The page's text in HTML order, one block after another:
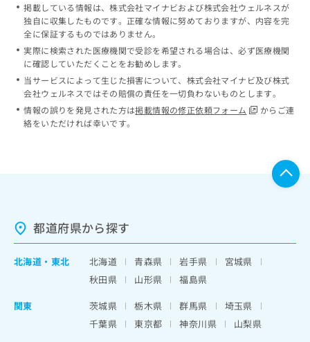
掲載している情報は、株式会社マイナビおよび株式会社ウェルネスが
独自に収集したものです。正確な情報に努めておりますが、内容を完
全に保証するものではありません。
実際に検索された医療機関で受診を希望される場合は、必ず医療機関
に確認していただくことをお勧めします。
当サービスによって生じた損害について、株式会社マイナビ及び株式
会社ウェルネスではその賠償の責任を一切負わないものとします。
情報の誤りを発見された方は掲載情報の修正依頼フォーム
からご連
絡をいただければ幸いです。
都道府県から探す
北海道 ・ 東北 北海道 青森県 岩手県
宮城県
秋田県
山形県
福島県
関東
茨城県 栃木県 群馬県
埼玉県
千葉県
東京都 神奈川県
山梨県